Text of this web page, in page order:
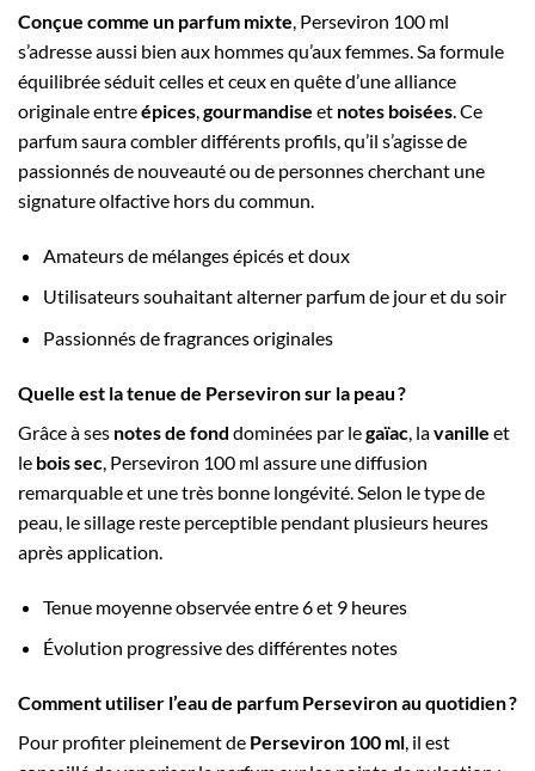
Conçue comme un parfum mixte, Perseviron 100 ml
s’adresse aussi bien aux hommes qu’aux femmes. Sa formule
équilibrée séduit celles et ceux en quête d’une alliance
originale entreépices,gourmandise et notes boisées. Ce
parfum saura combler différents profils, qu’il s’agisse de
passionnés de nouveauté ou de personnes cherchant une
signature olfactive hors du commun.
Amateurs de mélanges épicés et doux
Utilisateurs souhaitant alterner parfum de jour et du soir
Passionnés de fragrances originales
Quelle est la tenue de Perseviron sur la peau ?
Grâce à ses notes de fond dominées par legaïac , lavanille et
le bois sec , Perseviron 100 ml assure une diffusion
remarquable et une très bonne longévité. Selon le type de
peau, le sillage reste perceptible pendant plusieurs heures
après application.
Tenue moyenne observée entre 6 et 9 heures
Évolution progressive des différentes notes
Comment utiliser l’eau de parfum Perseviron au quotidien ?
Pour profiter pleinement de Perseviron 100 ml, il est